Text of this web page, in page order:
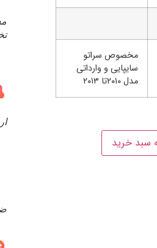
مخصوص سراتو
سایپایی و وارداتی
مدل ۲۰۱۰تا ۲۰۱۳
سبد خرید